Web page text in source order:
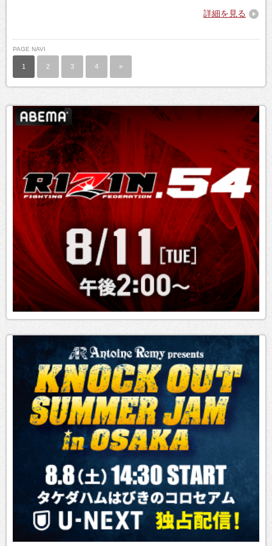
詳細を見る
PAGE NAVI
1 2 3 4 »